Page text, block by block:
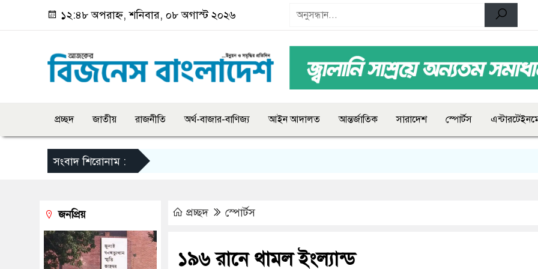
১২:৪৮ অপরাহ্ন, শনিবার, ০৮ অগাস্ট ২০২৬
প্রচ্ছদ জাতীয় রাজনীতি অর্থ-বাজার-বাণিজ্য আইন আদালত আন্তর্জাতিক সারাদেশ স্পোর্টস
সংবাদ শিরোনাম :
প্রচ্ছদ স্পোর্টস
১৯৬ রানে থামল ইংল্যান্ড
জনপ্রিয়